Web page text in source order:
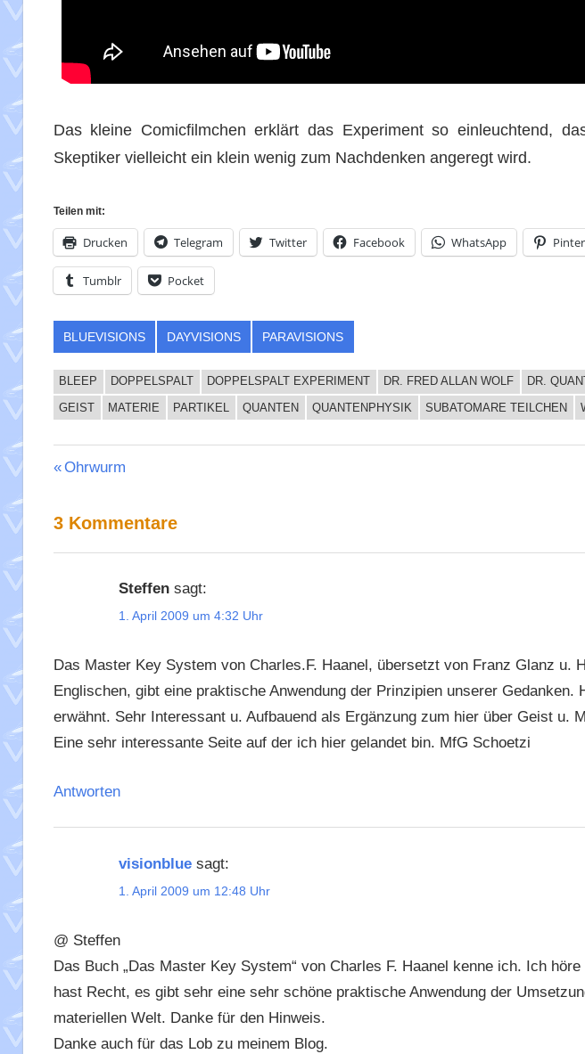
Das kleine Comicfilmchen erklärt das Experiment so einleuchtend,
Skeptiker vielleicht ein klein wenig zum Nachdenken angeregt wird.
Teilen mit:
Drucken Telegram Twitter Facebook WhatsApp
Tumblr Pocket
BLUEVISIONS DAYVISIONS PARAVISIONS
BLEEP DOPPELSPALT DOPPELSPALT EXPERIMENT DR. FRED ALLAN WOLF DR.
GEIST
MATERIE PARTIKEL QUANTEN QUANTENPHYSIK SUBATOMARE TEILCHEN
Beitragsnavigation
Vorheriger
Ohrwurm
3 Kommentare
Steffen sagt:
1. April 2009 um 4:32 Uhr
Das Master Key System von Charles.F. Haanel, übersetzt von Franz Glanz u.
Englischen, gibt eine praktische Anwendung der Prinzipien unserer Gedanken.
erwähnt. Sehr Interessant u. Aufbauend als Ergänzung zum hier über Geist u.
Eine sehr interessante Seite auf der ich hier gelandet bin. MfG Schoetzi
Antworten
visionblue sagt:
1. April 2009 um 12:48 Uhr
@ Steffen
Das Buch „Das Master Key System“ von Charles F. Haanel kenne ich. Ich
hast Recht, es gibt sehr eine sehr schöne praktische Anwendung der
materiellen Welt. Danke für den Hinweis.
Danke auch für das Lob zu meinem Blog.